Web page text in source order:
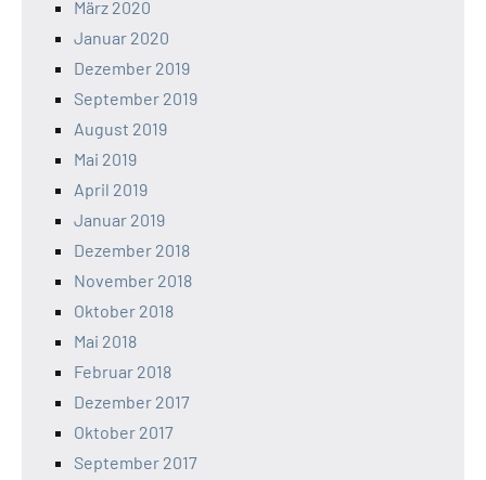
März 2020
Januar 2020
Dezember 2019
September 2019
August 2019
Mai 2019
April 2019
Januar 2019
Dezember 2018
November 2018
Oktober 2018
Mai 2018
Februar 2018
Dezember 2017
Oktober 2017
September 2017